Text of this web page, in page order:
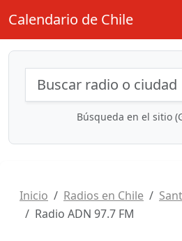
Calendario de Chile
Búsqueda de
Búsqueda en el sitio
Inicio Radios en Chile
Radio ADN 97.7 FM